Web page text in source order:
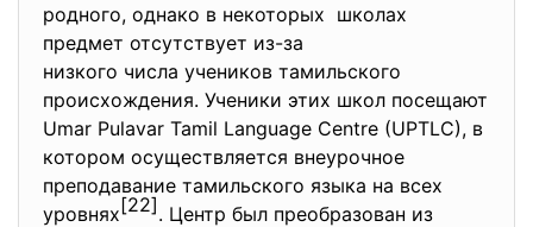
родного, однако в некоторых школах
предмет отсутствует из-за
низкого числа учеников тамильского
происхождения. Ученики этих школ посещают
Umar Pulavar Tamil Language Centre (UPTLC), в
котором осуществляется внеурочное
преподавание тамильского языка на всех
уровнях[22]. Центр был преобразован из